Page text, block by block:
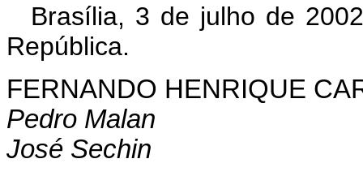
Brasília, 3 de julho de
República.
FERNANDO HENRIQUE
Pedro Malan
José Sechin